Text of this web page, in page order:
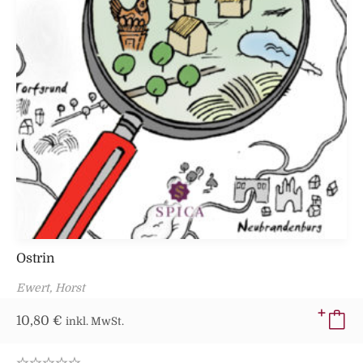
Ostrin
Ewert, Horst
10,80 € inkl. MwSt.